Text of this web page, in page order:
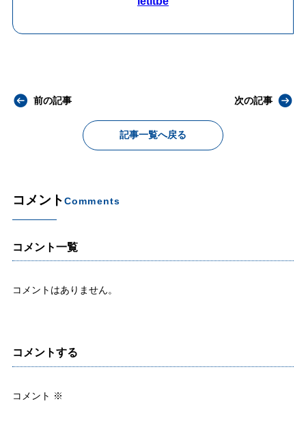
前の記事
記事一覧へ戻る
次の記事
コメントComments
コメント一覧
コメントはありません。
コメントする
コメント ※